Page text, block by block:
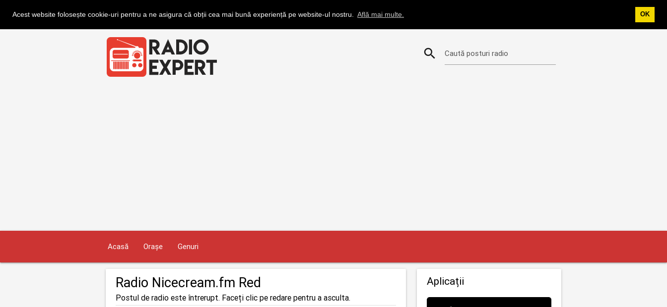
Acest website folosește cookie-uri pentru a ne asigura că obții cea mai bună experiență pe website-ul nostru. Află mai multe. OK
search Caută posturi radio
Acasă Orașe Genuri
Radio Nicecream.fm Red
Postul de radio este întrerupt. Faceți clic pe redare pentru a asculta.
Aplicații